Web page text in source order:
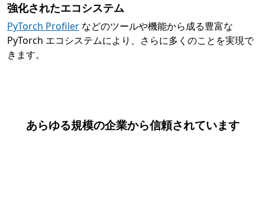
強化されたエコシステム
PyTorch Profiler などのツールや機能から成る豊富な
PyTorch エコシステムにより、さらに多くのことを実現で
きます。
あらゆる規模の企業から信頼されています